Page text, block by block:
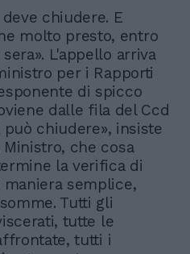
chiudere. E
molto presto, entro
L'appello arriva
per i Rapporti
di spicco
dalle fila del Ccd
può chiudere», insiste
che cosa
la verifica di
maniera semplice,
Tutti gli
tutte le
tutti i